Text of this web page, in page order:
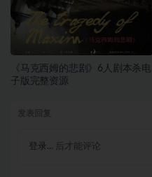
《马克西姆的悲剧》6人剧本杀电
子版完整资源
登录... 后才能评论